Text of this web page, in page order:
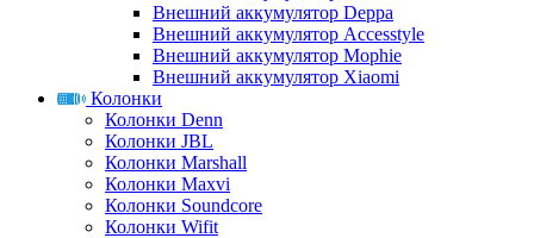
Внешний аккумулятор Deppa
Внешний аккумулятор Accesstyle
Внешний аккумулятор Mophie
Внешний аккумулятор Xiaomi
Колонки
Колонки Denn
Колонки JBL
Колонки Marshall
Колонки Maxvi
Колонки Soundcore
Колонки Wifit